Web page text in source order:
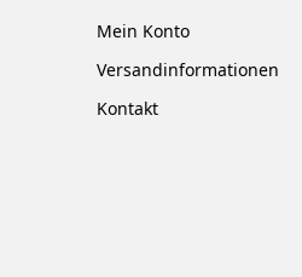
Mein Konto
Versandinformationen
Kontakt